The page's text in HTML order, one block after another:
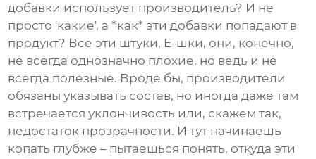
добавки использует производитель? И не
просто 'какие', а *как* эти добавки попадают в
продукт? Все эти штуки, Е-шки, они, конечно,
не всегда однозначно плохие, но ведь и не
всегда полезные. Вроде бы, производители
обязаны указывать состав, но иногда даже там
встречается уклончивость или, скажем так,
недостаток прозрачности. И тут начинаешь
копать глубже – пытаешься понять, откуда эти